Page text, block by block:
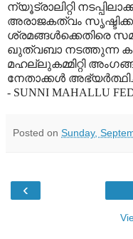
ന്യൂട്രാലിറ്റി
അരാജകത്വം
ശ്രമങ്ങൾക്കെതിരെ
ഖുത്വബാ നടത്തുന്ന
മഹല്ലുകമ്മിറ്റി
നേതാക്കൾ
- SUNNI MAHALLU
Posted on Sunday,
‹